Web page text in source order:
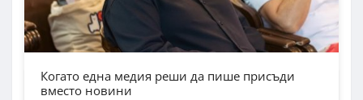
Когато една медия реши да пише присъди
вместо новини